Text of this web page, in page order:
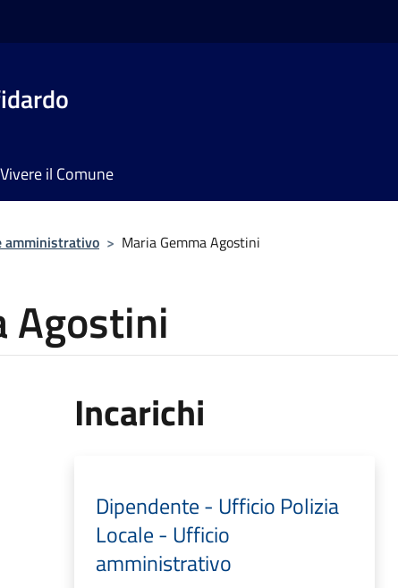
Vivere il Comune
amministrativo > Maria Gemma Agostini
Agostini
Incarichi
Dipendente - Ufficio Polizia
Locale - Ufficio
amministrativo